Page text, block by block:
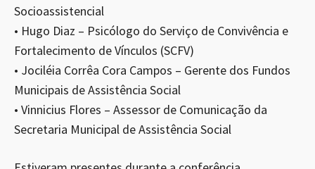
Socioassistencial
• Hugo Diaz – Psicólogo do Serviço de Convivência e
Fortalecimento de Vínculos (SCFV)
• Jociléia Corrêa Cora Campos – Gerente dos Fundos
Municipais de Assistência Social
• Vinnicius Flores – Assessor de Comunicação da
Secretaria Municipal de Assistência Social